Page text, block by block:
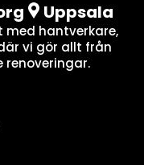
Uppsala
med hantverkare,
vi gör allt från
renoveringar.